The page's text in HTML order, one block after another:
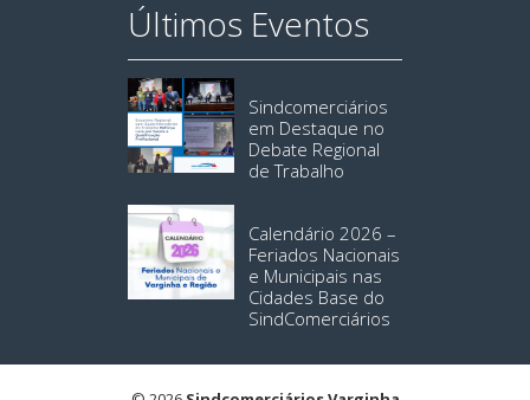
Últimos Eventos
Sindcomerciários
em Destaque no
Debate Regional
de Trabalho
Calendário 2026 –
Feriados Nacionais
e Municipais nas
Cidades Base do
SindComerciários